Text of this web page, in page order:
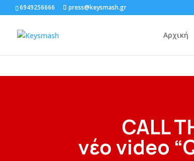
6949256666 press@keysmash.gr
Αρχική
CALL
νέο video